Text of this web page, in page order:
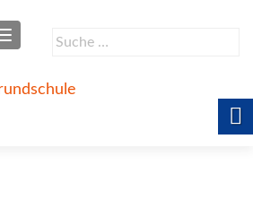
Suche
SCHALTE NAVIGATION